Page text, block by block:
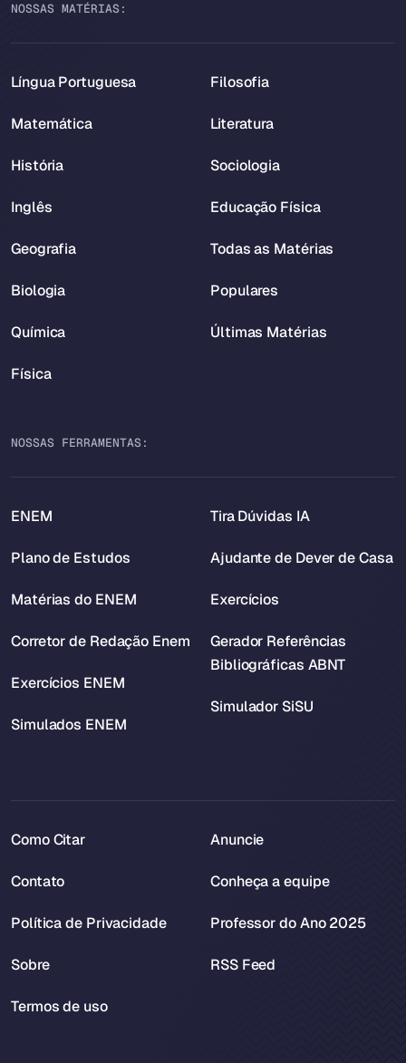
NOSSAS MATÉRIAS:
Língua Portuguesa
Matemática
História
Inglês
Geografia
Biologia
Química
Física
Filosofia
Literatura
Sociologia
Educação Física
Todas as Matérias
Populares
Últimas Matérias
NOSSAS FERRAMENTAS:
ENEM
Plano de Estudos
Matérias do ENEM
Corretor de Redação Enem
Exercícios ENEM
Simulados ENEM
Tira Dúvidas IA
Ajudante de Dever de Casa
Exercícios
Gerador Referências
Bibliográficas ABNT
Simulador SiSU
Como Citar
Contato
Política de Privacidade
Sobre
Termos de uso
Anuncie
Conheça a equipe
Professor do Ano 2025
RSS Feed